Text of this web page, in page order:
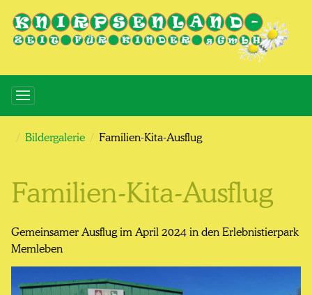
Bildergalerie Familien-Kita-Ausflug
Familien-Kita-Ausflug
Gemeinsamer Ausflug im April 2024 in den Erlebnistierpark
Memleben